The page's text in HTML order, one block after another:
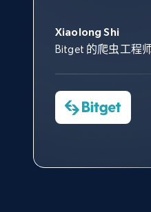
Twitter posts URLs
ID, User posted, Name,
10.4K+ 1.2K+
X (formerly Twitter) -
Xiaolong Shi
Bitget 的爬虫工程
帮助您轻松绕
（CAPTCHA）
数据科学专家
共网络数据以
其支持团队和
Charmagne Cruz
—— Shopee
tgndata 的首席执行
沟通，他的协
助。
Convert Group 的
服务和支持团